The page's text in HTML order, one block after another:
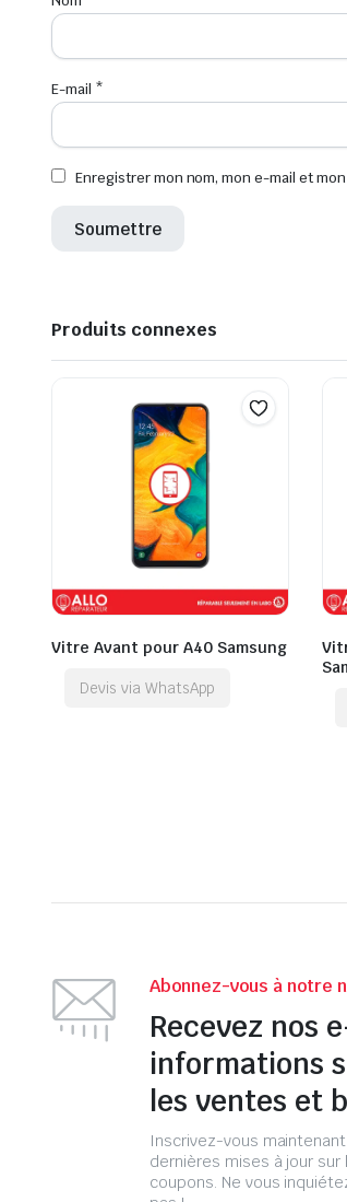
E-mail *
Enregistrer mon nom, mon e-mail et
Produits connexes
Vitre Avant pour A40 Samsung
Devis via WhatsApp
Abonnez-vous à notre
Recevez nos
informations
les ventes et
Inscrivez-vous
dernières mises à jour
coupons. Ne vous